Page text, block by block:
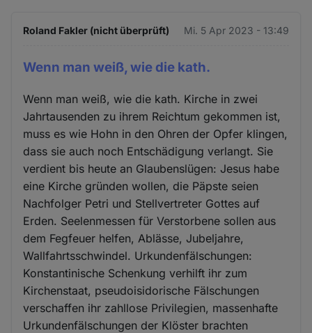
Roland Fakler (nicht überprüft) Mi. 5 Apr 2023 - 13:49
Wenn man weiß, wie die kath.
Wenn man weiß, wie die kath. Kirche in zwei
Jahrtausenden zu ihrem Reichtum gekommen ist,
muss es wie Hohn in den Ohren der Opfer klingen,
dass sie auch noch Entschädigung verlangt. Sie
verdient bis heute an Glaubenslügen: Jesus habe
eine Kirche gründen wollen, die Päpste seien
Nachfolger Petri und Stellvertreter Gottes auf
Erden. Seelenmessen für Verstorbene sollen aus
dem Fegfeuer helfen, Ablässe, Jubeljahre,
Wallfahrtsschwindel. Urkundenfälschungen:
Konstantinische Schenkung verhilft ihr zum
Kirchenstaat, pseudoisidorische Fälschungen
verschaffen ihr zahllose Privilegien, massenhafte
Urkundenfälschungen der Klöster brachten